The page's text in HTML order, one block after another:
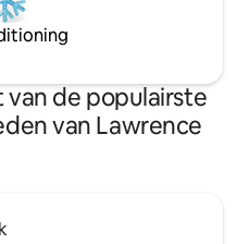
de populairste
van Lawrence